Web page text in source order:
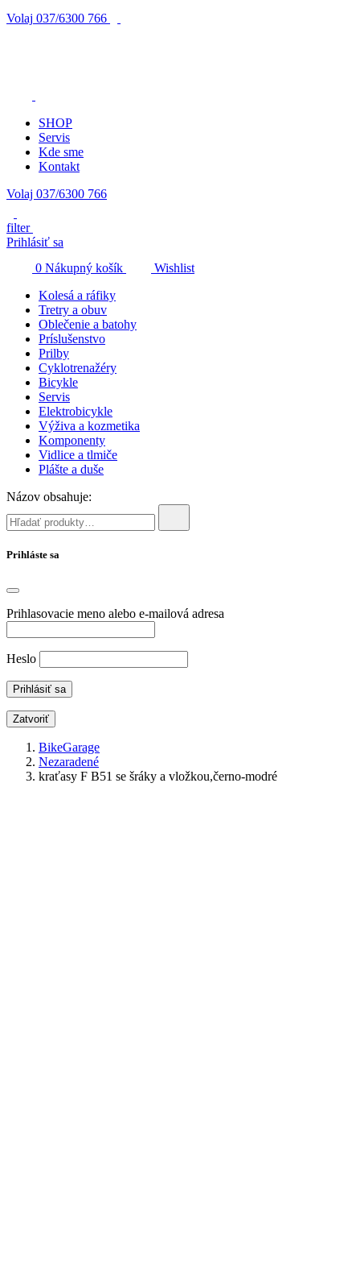
Volaj 037/6300 766
SHOP
Servis
Kde sme
Kontakt
Volaj 037/6300 766
filter
Prihlásiť sa
0 Nákupný košík
Wishlist
Kolesá a ráfiky
Tretry a obuv
Oblečenie a batohy
Príslušenstvo
Prilby
Cyklotrenažéry
Bicykle
Servis
Elektrobicykle
Výživa a kozmetika
Komponenty
Vidlice a tlmiče
Plášte a duše
Názov obsahuje:
Prihláste sa
Prihlasovacie meno alebo e-mailová adresa
Heslo
Zatvoriť
BikeGarage
Nezaradené
kraťasy F B51 se šráky a vložkou,černo-modré